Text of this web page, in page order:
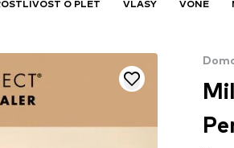
O PLEŤ VLASY VÔNE